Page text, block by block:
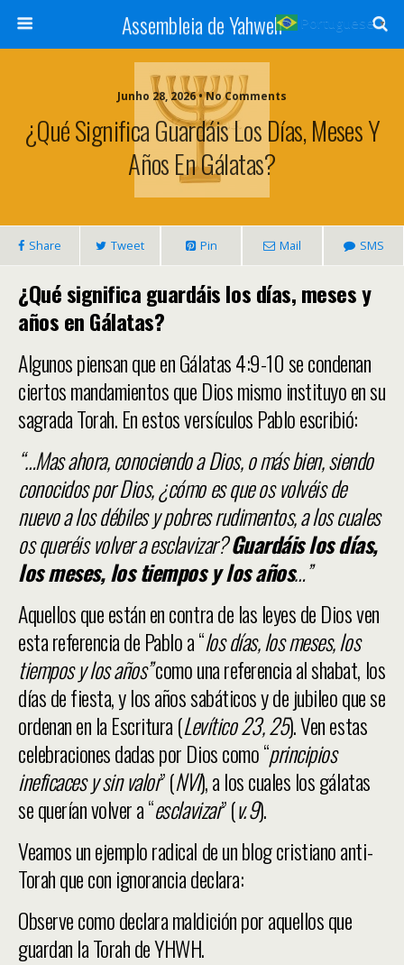
Assembleia de Yahweh
Junho 28, 2026 • No Comments
¿Qué Significa Guardáis Los Días, Meses Y
Años En Gálatas?
Share Tweet Pin Mail SMS
¿Qué significa guardáis los días, meses y
años en Gálatas?
Algunos piensan que en Gálatas 4:9-10 se condenan
ciertos mandamientos que Dios mismo instituyo en su
sagrada Torah. En estos versículos Pablo escribió:
“…Mas ahora, conociendo a Dios, o más bien, siendo
conocidos por Dios, ¿cómo es que os volvéis de
nuevo a los débiles y pobres rudimentos, a los cuales
os queréis volver a esclavizar?Guardáis los días,
los meses, los tiempos y los años…”
Aquellos que están en contra de las leyes de Dios ven
esta referencia de Pablo a “los días, los meses, los
tiempos y los años”como una referencia al shabat, los
días de fiesta, y los años sabáticos y de jubileo que se
ordenan en la Escritura (Levítico 23, 25). Ven estas
celebraciones dadas por Dios como “principios
ineficaces y sin valor” (NVI), a los cuales los gálatas
se querían volver a “esclavizar” (v. 9).
Veamos un ejemplo radical de un blog cristiano anti-
Torah que con ignorancia declara:
Observe como declara maldición por aquellos que
guardan la Torah de YHWH.
Portuguese ▼